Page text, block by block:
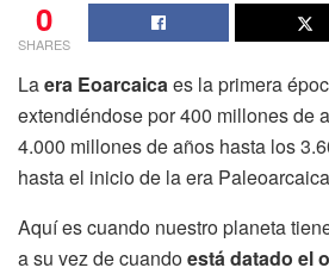
0
SHARES
Laera Eoarcaicaes la primera
extendiéndose por 400 millones de
4.000 millones de años hasta los
hasta el inicio de la era
Aquí es cuando nuestro planeta
a su vez de cuandoestá datado el